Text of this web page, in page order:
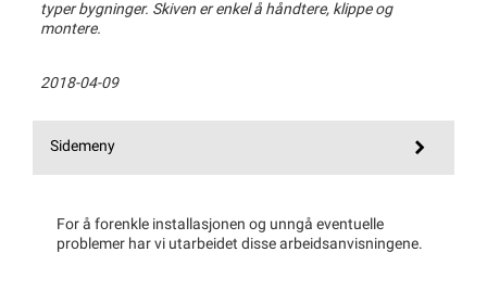
typer bygninger. Skiven er enkel å håndtere, klippe og
montere.
2018-04-09
Sidemeny
For å forenkle installasjonen og unngå eventuelle
problemer har vi utarbeidet disse arbeidsanvisningene.